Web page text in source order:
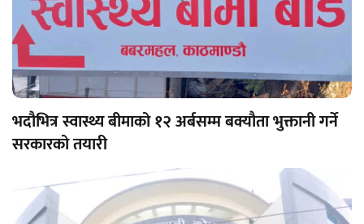
भदौभित्र स्वास्थ्य बीमाको १२ अर्बसम्म बक्यौता भुक्तानी गर्ने
सरकारको तयारी